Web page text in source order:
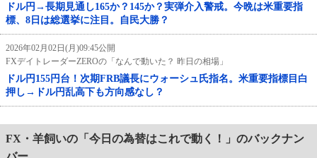
ドル円→長期見通し165か？145か？実弾介入警戒。今晩は米重要指
標、8日は総選挙に注目。自民大勝？
2026年02月02日(月)09:45公開
FXデイトレーダーZEROの「なんで動いた？ 昨日の相場」
ドル円155円台！次期FRB議長にウォーシュ氏指名。米重要指標目白
押し→ドル円乱高下も方向感なし？
FX・羊飼いの「今日の為替はこれで動く！」のバックナン